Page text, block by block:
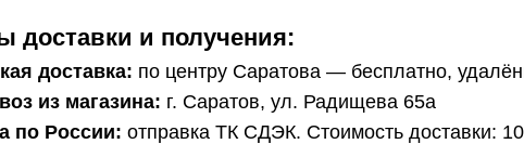
доставки и получения:
доставка: по центру Саратова — бесплатно,
из магазина: г. Саратов, ул. Радищева 65а
по России: отправка ТК СДЭК. Стоимость доставки: